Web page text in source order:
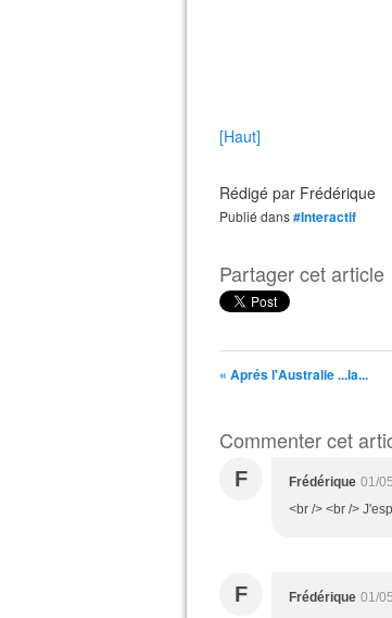
[Haut]
Rédigé par Frédérique
Publié dans#Interactif
Partager cet article
« Aprés l'Australie ...la...
Commenter cet
F Frédérique 01/
<br /> <br />
F Frédérique 01/